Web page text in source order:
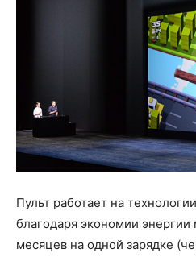
Пульт работает на
благодаря экономии
месяцев на одной зарядке